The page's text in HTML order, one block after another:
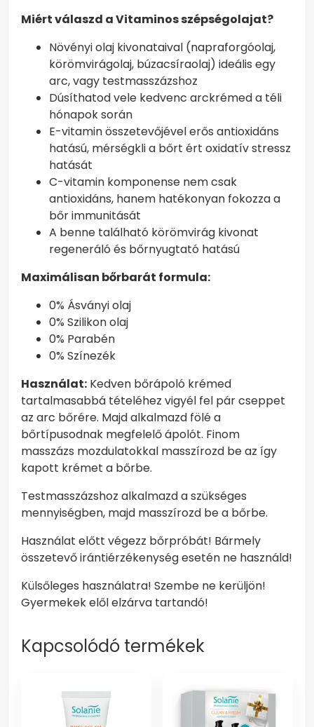
Miért válaszd a Vitaminos szépségolajat?
Növényi olaj kivonataival (napraforgóolaj,
körömvirágolaj, búzacsíraolaj) ideális egy
arc, vagy testmasszázshoz
Dúsíthatod vele kedvenc arckrémed a téli
hónapok során
E-vitamin összetevőjével erős antioxidáns
hatású, mérségkli a bőrt ért oxidatív stressz
hatását
C-vitamin komponense nem csak
antioxidáns, hanem hatékonyan fokozza a
bőr immunitását
A benne található körömvirág kivonat
regeneráló és bőrnyugtató hatású
Maximálisan bőrbarát formula:
0% Ásványi olaj
0% Szilikon olaj
0% Parabén
0% Színezék
Használat: Kedven bőrápoló krémed
tartalmasabbá tételéhez vigyél fel pár cseppet
az arc bőrére. Majd alkalmazd fölé a
bőrtípusodnak megfelelő ápolót. Finom
masszázs mozdulatokkal masszírozd be az így
kapott krémet a bőrbe.
Testmasszázshoz alkalmazd a szükséges
mennyiségben, majd masszírozd be a bőrbe.
Használat előtt végezz bőrpróbát! Bármely
összetevő irántiérzékenység esetén ne használd!
Külsőleges használatra! Szembe ne kerüljön!
Gyermekek elől elzárva tartandó!
Kapcsolódó termékek